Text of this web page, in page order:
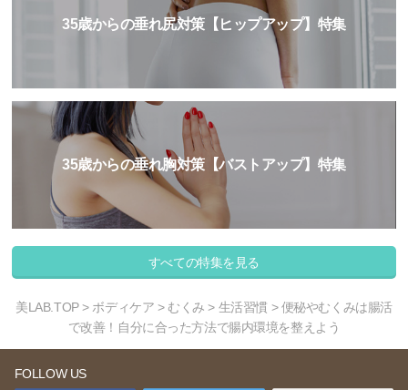
35歳からの垂れ尻対策【ヒップアップ】特集
35歳からの垂れ胸対策【バストアップ】特集
すべての特集を見る
美LAB.TOP> ボディケア > むくみ > 生活習慣 > 便秘やむくみは腸活
で改善！自分に合った方法で腸内環境を整えよう
FOLLOW US